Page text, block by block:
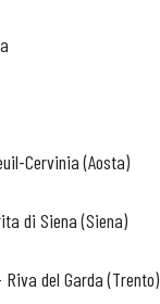
Cervinia (Aosta)
di Siena (Siena)
del Garda (Trento)